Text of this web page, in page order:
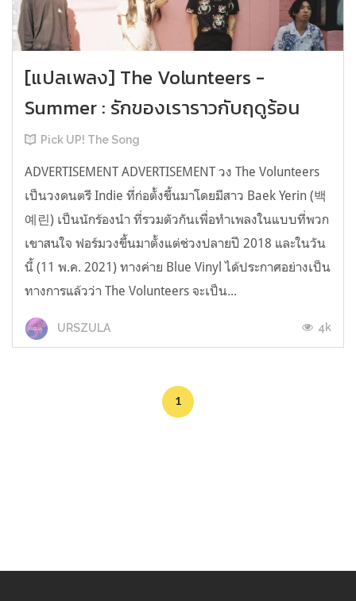
[แปลเพลง] The Volunteers -
Summer : รักของเราราวกับฤดูร้อน
Pick UP! The Song
ADVERTISEMENT ADVERTISEMENT วง The Volunteers
เป็นวงดนตรี Indie ที่ก่อตั้งขึ้นมาโดยมีสาว Baek Yerin (백
예린) เป็นนักร้องนำ ที่รวมตัวกันเพื่อทำเพลงในแบบที่พวก
เขาสนใจ ฟอร์มวงขึ้นมาตั้งแต่ช่วงปลายปี 2018 และในวัน
นี้ (11 พ.ค. 2021) ทางค่าย Blue Vinyl ได้ประกาศอย่างเป็น
ทางการแล้วว่า The Volunteers จะเป็น...
URSZULA 4k
1